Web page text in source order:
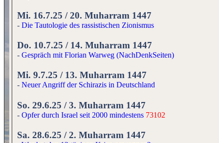
Mi. 16.7.25 / 20. Muharram 1447
- Die Tautologie des rassistischen Zionismus
Do. 10.7.25 / 14. Muharram 1447
- Gespräch mit Florian Warweg (NachDenkSeiten)
Mi. 9.7.25 / 13. Muharram 1447
- Neuer Angriff der Schirazis in Deutschland
So. 29.6.25 / 3. Muharram 1447
- Opfer durch Israel seit 2000 mindestens 73102
Sa. 28.6.25 / 2. Muharram 1447